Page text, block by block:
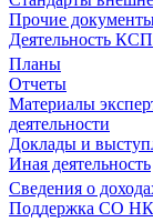
Прочие
Деятельность КСП
Планы
Отчеты
Материалы
деятельности
Доклады и
Иная деятельность
Сведения о
Поддержка СО